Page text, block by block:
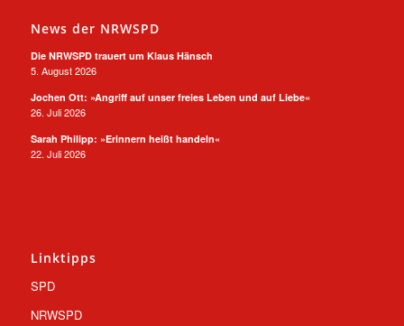
News der NRWSPD
Die NRWSPD trauert um Klaus Hänsch
5. August 2026
Jochen Ott: »Angriff auf unser freies Leben und auf Liebe«
26. Juli 2026
Sarah Philipp: »Erinnern heißt handeln«
22. Juli 2026
Linktipps
SPD
NRWSPD